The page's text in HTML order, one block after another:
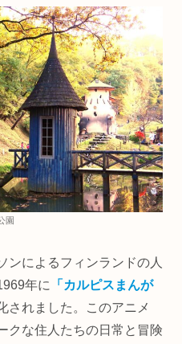
園
ンによるフィンランドの人
年に
「カルピスまんが
されました。このアニメ
クな住人たちの日常と冒険